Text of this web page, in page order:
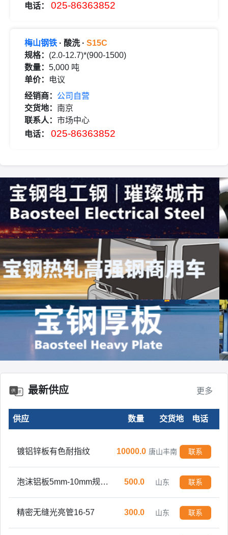
电话：
025-86363852
梅山钢铁 · 酸洗 · S15C
规格： (2.0-12.7)*(900-1500)
数量： 5,000 吨
单价：
电议
经销商： 公司自营
交货地： 南京
联系人： 市场中心
电话：
025-86363852
最新供应 更多
供应 数量 交货地 电话
镀铝锌板有色耐指纹 10000.0 唐山丰南 联系
500.0 山东 联系
精密无缝光亮管16-57 300.0 山东 联系